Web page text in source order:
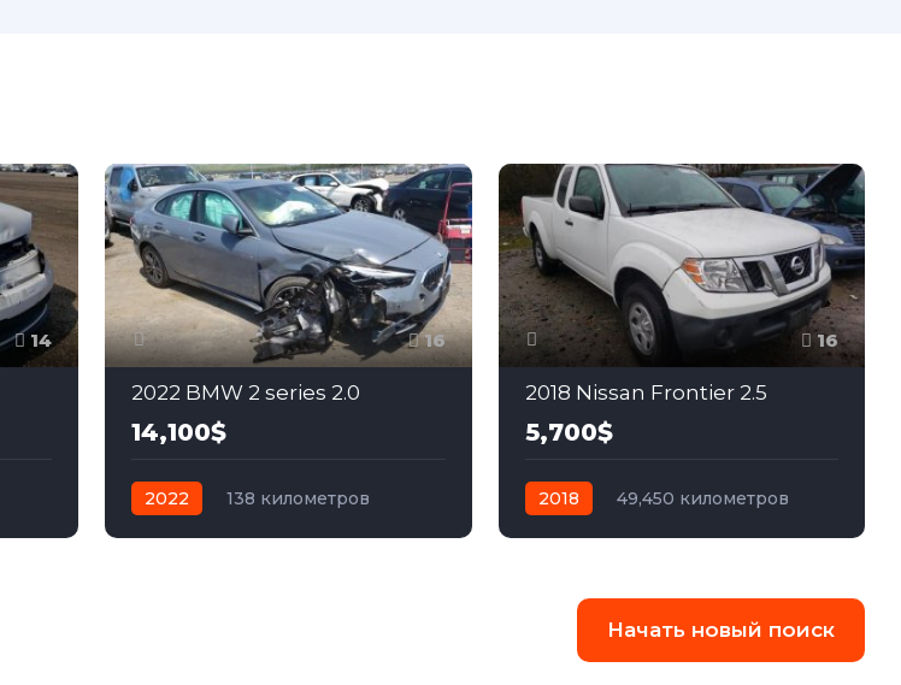
14 16
2022 BMW 2 series 2.0
14,100$
2022
138 километров
16
2018 Nissan Frontier 2.5
5,700$
2018
49,450 километров
Начать новый поиск